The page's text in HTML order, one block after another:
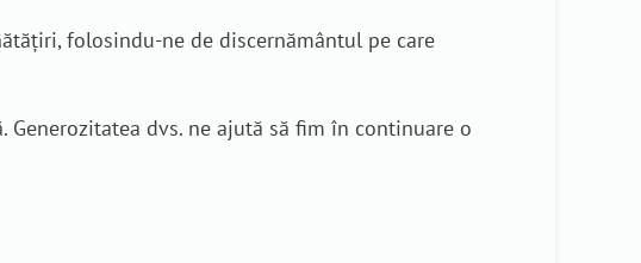
folosindu-ne de discernământul pe care
dvs. ne ajută să fim în continuare o